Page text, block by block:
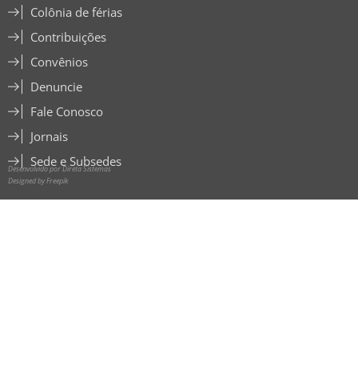
Colônia de férias
Contribuições
Convênios
Denuncie
Fale Conosco
Jornais
Sede e Subsedes
Desenvolvido por Direta Sistemas
Designed by Freepik